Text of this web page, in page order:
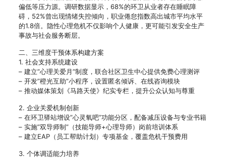
偏低等压力源。调研数据显示，68%的环卫从业者存在睡眠障
碍，52%曾出现情绪失控倾向，职业倦怠指数高出城市平均水平
的1.8倍。隐性心理危机不仅影响个人健康，更可能引发安全生产
事故与社会服务断层。
二、三维度干预体系构建方案
1. 社会支持系统建设
– 建立”心理关爱月”制度，联合社区卫生中心提供免费心理测评
– 开发”橙光互助”小程序，设置匿名倾诉、在线咨询模块
– 推动媒体策划《马路天使》纪实专栏，提升公众认知与尊重
2. 企业关爱机制创新
– 在环卫驿站增设”心灵氧吧”功能分区，配备减压设备与专业书籍
– 实施”双导师制”（技能导师+心理导师）岗前培训体系
– 建立EAP（员工帮助计划）专项基金，覆盖危机干预费用
3. 个体调适能力培养